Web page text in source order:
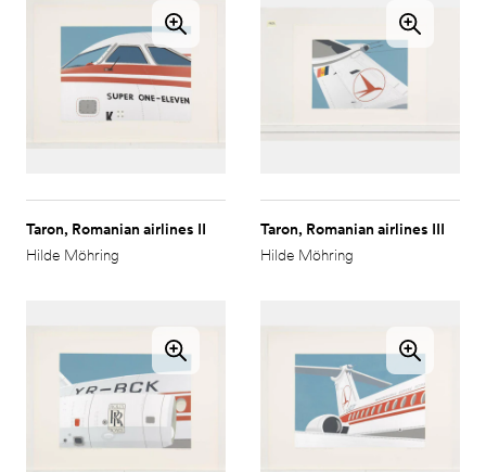
Taron, Romanian airlines II
Hilde Möhring
Taron, Romanian airlines III
Hilde Möhring